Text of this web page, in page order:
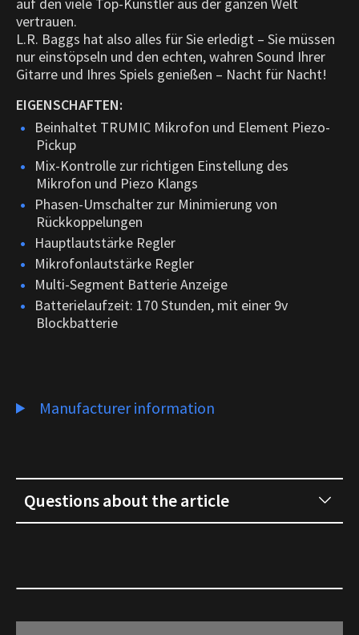
vertrauen.
L.R. Baggs hat also alles für Sie erledigt – Sie müssen
nur einstöpseln und den echten, wahren Sound Ihrer
Gitarre und Ihres Spiels genießen – Nacht für Nacht!
EIGENSCHAFTEN:
Beinhaltet TRUMIC Mikrofon und Element Piezo-
Pickup
Mix-Kontrolle zur richtigen Einstellung des
Mikrofon und Piezo Klangs
Phasen-Umschalter zur Minimierung von
Rückkoppelungen
Hauptlautstärke Regler
Mikrofonlautstärke Regler
Multi-Segment Batterie Anzeige
Batterielaufzeit: 170 Stunden, mit einer 9v
Blockbatterie
Manufacturer information
Questions about the article